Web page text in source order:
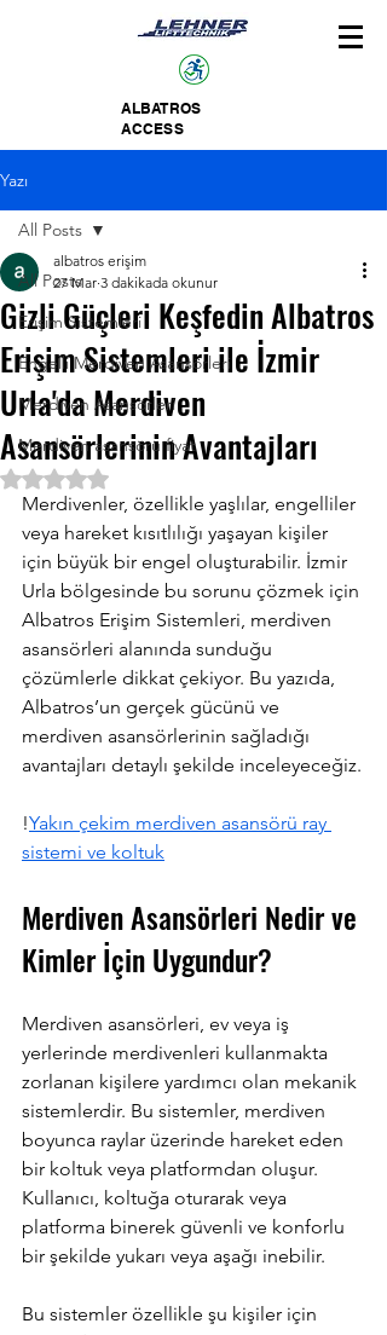
ALBATROS
ACCESS
Yazı
All Posts
Erişim Sistemleri
Engelli Merdiven Asansörleri
Merdiven Asansörleri
Merdiven asansörü fiyat
All Posts
Gizli Güçleri Keşfedin Albatros
Erişim Sistemleri ile İzmir
Urla'da Merdiven
Asansörlerinin Avantajları
albatros erişim
27 Mar 3 dakikada okunur
5 üzerinden NaN yıldız
Merdivenler, özellikle yaşlılar, engelliler
veya hareket kısıtlılığı yaşayan kişiler
için büyük bir engel oluşturabilir. İzmir
Urla bölgesinde bu sorunu çözmek için
Albatros Erişim Sistemleri, merdiven
asansörleri alanında sunduğu
çözümlerle dikkat çekiyor. Bu yazıda,
Albatros’un gerçek gücünü ve
merdiven asansörlerinin sağladığı
avantajları detaylı şekilde inceleyeceğiz.
!Yakın çekim merdiven asansörü ray
sistemi ve koltuk
Merdiven Asansörleri Nedir ve
Kimler İçin Uygundur?
Merdiven asansörleri, ev veya iş
yerlerinde merdivenleri kullanmakta
zorlanan kişilere yardımcı olan mekanik
sistemlerdir. Bu sistemler, merdiven
boyunca raylar üzerinde hareket eden
bir koltuk veya platformdan oluşur.
Kullanıcı, koltuğa oturarak veya
platforma binerek güvenli ve konforlu
bir şekilde yukarı veya aşağı inebilir.
Bu sistemler özellikle şu kişiler için